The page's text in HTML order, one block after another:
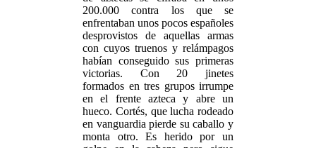
200.000 contra los que se
enfrentaban unos pocos españoles
desprovistos de aquellas armas
con cuyos truenos y relámpagos
habían conseguido sus primeras
victorias. Con 20 jinetes
formados en tres grupos irrumpe
en el frente azteca y abre un
hueco. Cortés, que lucha rodeado
en vanguardia pierde su caballo y
monta otro. Es herido por un